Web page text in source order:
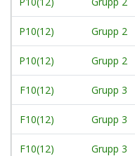
P10(12) Grupp 2
P10(12) Grupp 2
F10(12) Grupp 3
F10(12) Grupp 3
F10(12) Grupp 3